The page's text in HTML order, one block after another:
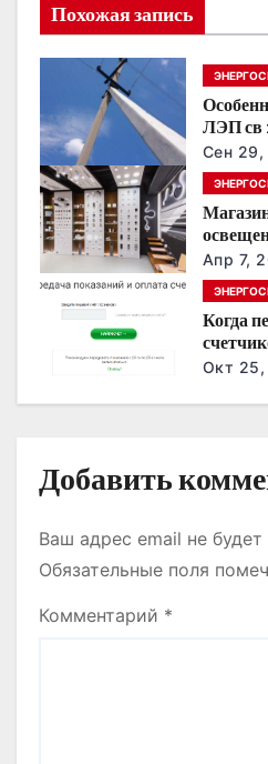
я
п
о
з
а
п
и
Похожая запись
ЛЭП св
Сен 29,
Апр 7,
Когда
Окт
Добавить
Ваш адрес email не будет
Обязательные поля
Комментарий *